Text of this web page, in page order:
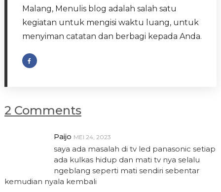
Malang, Menulis blog adalah salah satu
kegiatan untuk mengisi waktu luang, untuk
menyiman catatan dan berbagi kepada Anda.
2 Comments
Paijo MEI 24, 2023
saya ada masalah di tv led panasonic setiap
ada kulkas hidup dan mati tv nya selalu
ngeblang seperti mati sendiri sebentar
kemudian nyala kembali